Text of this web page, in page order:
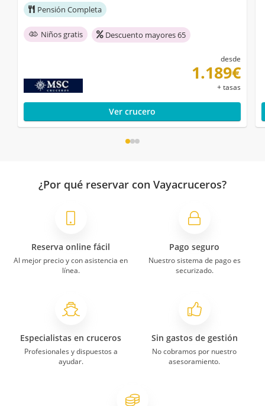
Pensión Completa
Niños gratis Descuento mayores 65
desde
1.189€
+ tasas
Ver crucero
¿Por qué reservar con Vayacruceros?
Reserva online fácil
Al mejor precio y con asistencia en
línea.
Pago seguro
Nuestro sistema de pago es
securizado.
Especialistas en cruceros
Profesionales y dispuestos a
ayudar.
Sin gastos de gestión
No cobramos por nuestro
asesoramiento.